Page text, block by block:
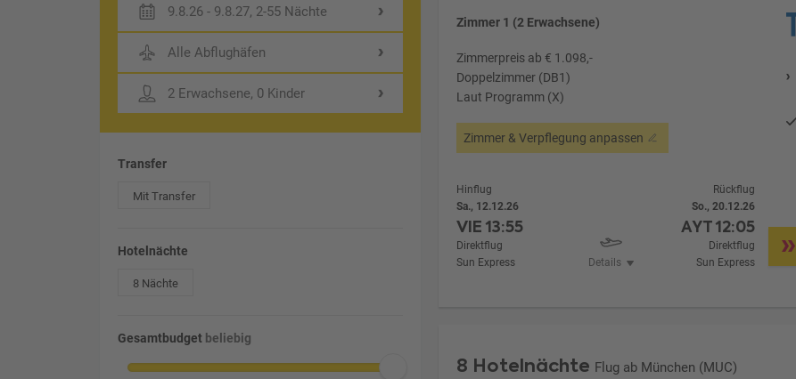
9.8.26 - 9.8.27, 2-55 Nächte
Alle Abflughäfen
2 Erwachsene, 0 Kinder
Transfer
Mit Transfer
Hotelnächte
8 Nächte
Gesamtbudget beliebig
Zimmer 1 (2 Erwachsene)
Zimmerpreis ab € 1.098,-
Doppelzimmer (DB1)
Laut Programm (X)
Zimmer & Verpflegung anpassen
Hinflug
Sa., 12.12.26
VIE13:55
Direktflug
Sun Express
Details
Rückflug
So., 20.12.26
AYT12:05
Direktflug
Sun Express
8 Hotelnächte Flug ab München (MUC)